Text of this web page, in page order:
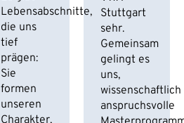
Stuttgart
sehr.
Gemeinsam
gelingt es
uns,
wissenschaftlich
anspruchsvolle
Lebensabschnitte,
die uns
tief
prägen:
Sie
formen
unseren